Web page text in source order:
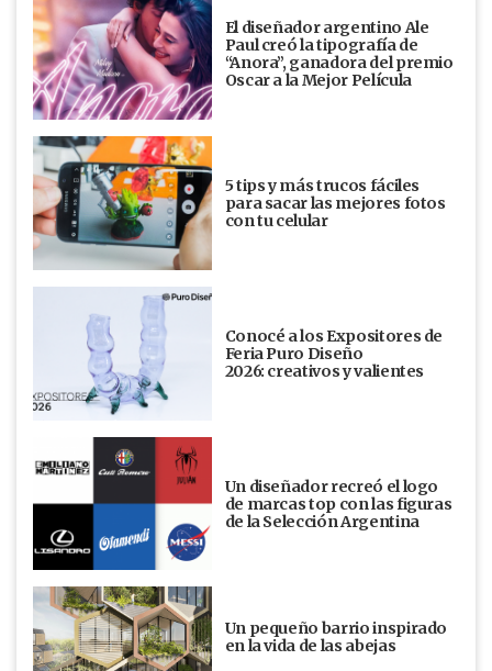
El diseñador argentino Ale
Paul creó la tipografía de
“Anora”, ganadora del premio
Oscar a la Mejor Película
5 tips y más trucos fáciles
para sacar las mejores fotos
con tu celular
Conocé a los Expositores de
Feria Puro Diseño
2026: creativos y valientes
Un diseñador recreó el logo
de marcas top con las figuras
de la Selección Argentina
Un pequeño barrio inspirado
en la vida de las abejas